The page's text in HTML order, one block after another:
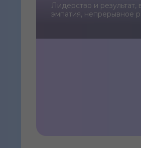
Лидерство и
эмпатия, непрерывное